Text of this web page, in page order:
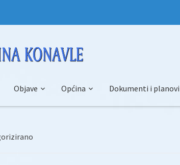
Objave Općina Dokumenti i planovi